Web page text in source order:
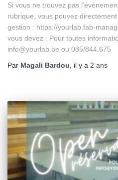
Si vous ne trouvez pas
rubrique, vous pouvez
gestion : https://yourlab.fab-
vous devez : Pour toutes
info@yourlab.be ou 085/844.675
Par Magali Bardou , il y a 2 ans